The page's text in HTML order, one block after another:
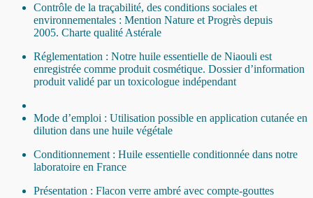
Contrôle de la traçabilité, des conditions sociales et
environnementales : Mention Nature et Progrès depuis
2005. Charte qualité Astérale
Réglementation : Notre huile essentielle de Niaouli est
enregistrée comme produit cosmétique. Dossier d’information
produit validé par un toxicologue indépendant
Mode d’emploi : Utilisation possible en application cutanée en
dilution dans une huile végétale
Conditionnement : Huile essentielle conditionnée dans notre
laboratoire en France
Présentation : Flacon verre ambré avec compte-gouttes